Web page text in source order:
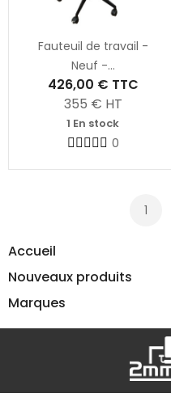
Accueil
Nouveaux produits
Marques
Fauteuil de travail -
Neuf -...
426,00 € TTC
355 € HT
1 En stock
0
1